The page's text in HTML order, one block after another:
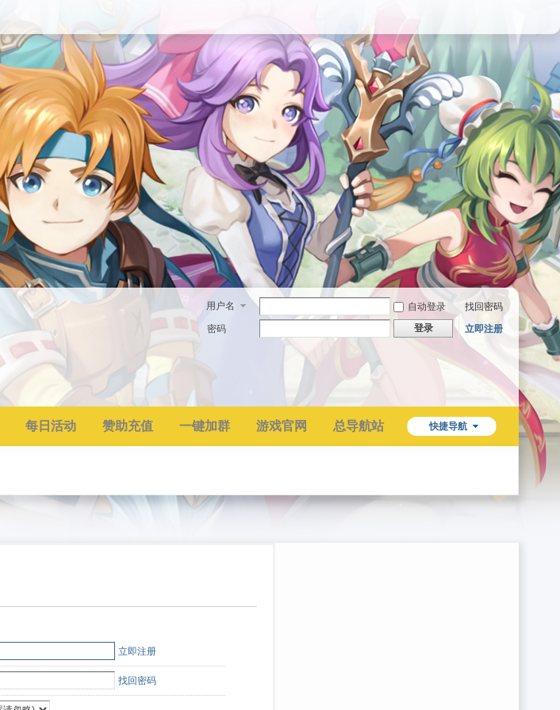
用户名 自动登录
找回密码
密码
登录 立即注册
快捷导航
每日活动 赞助充值 一键加群 游戏官网 总导航站
立即注册
找回密码